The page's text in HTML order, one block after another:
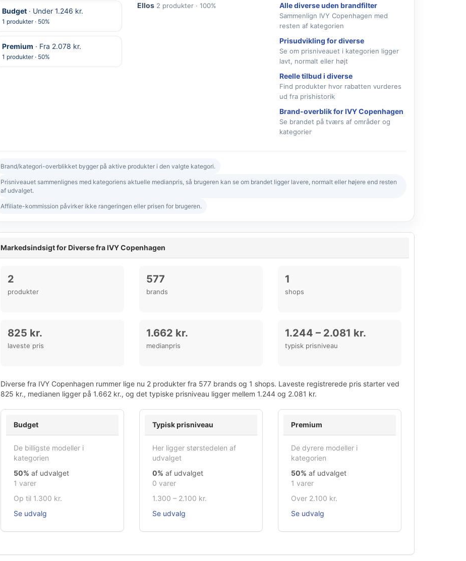
Budget· Under 1.246 kr.
1 produkter · 50%
Premium · Fra 2.078 kr.
1 produkter · 50%
Ellos 2 produkter · 100% Alle diverse uden brandfilter
Sammenlign IVY Copenhagen med
resten af kategorien
Prisudvikling for diverse
Se om prisniveauet i kategorien ligger
lavt, normalt eller højt
Reelle tilbud i diverse
Find produkter hvor rabatten vurderes
ud fra prishistorik
Brand-overblik for IVY Copenhagen
Se brandet på tværs af områder og
kategorier
Brand/kategori-overblikket bygger på aktive produkter i den valgte kategori.
Prisniveauet sammenlignes med kategoriens aktuelle medianpris, så brugeren kan se om brandet ligger lavere, normalt eller højere end resten
af udvalget.
Affiliate-kommission påvirker ikke rangeringen eller prisen for brugeren.
Markedsindsigt for Diverse fra IVY Copenhagen
2
produkter
577
brands
1
shops
825 kr.
laveste pris
1.662 kr.
medianpris
1.244 – 2.081 kr.
typisk prisniveau
Diverse fra IVY Copenhagen rummer lige nu 2 produkter fra 577 brands og 1 shops. Laveste registrerede pris starter ved
825 kr., medianen ligger på 1.662 kr., og det typiske prisniveau ligger mellem 1.244 og 2.081 kr.
Budget
De billigste modeller i
kategorien
50% af udvalget
1 varer
Op til 1.300 kr.
Se udvalg
Typisk prisniveau
Her ligger størstedelen af
udvalget
0% af udvalget
0 varer
1.300 – 2.100 kr.
Se udvalg
Premium
De dyrere modeller i
kategorien
50% af udvalget
1 varer
Over 2.100 kr.
Se udvalg